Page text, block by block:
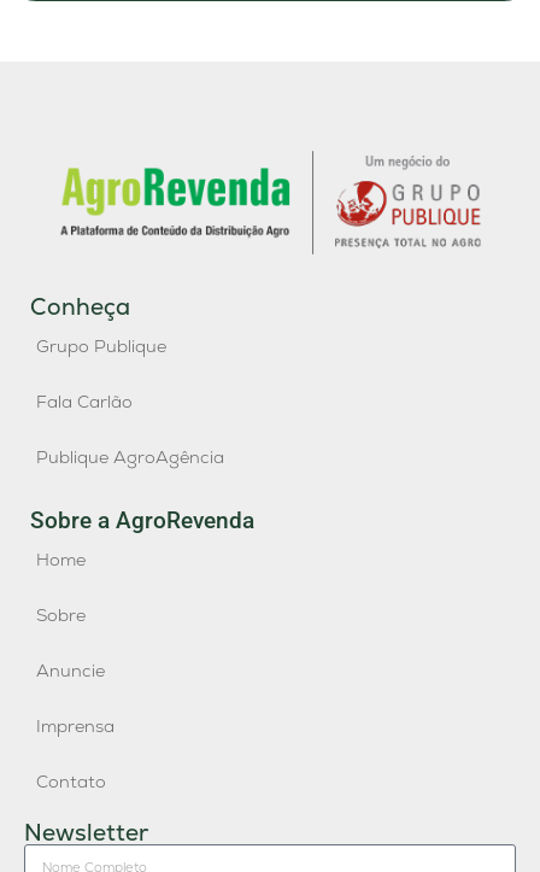
Conheça
Grupo Publique
Fala Carlão
Publique AgroAgência
Sobre a AgroRevenda
Home
Sobre
Anuncie
Imprensa
Contato
Newsletter